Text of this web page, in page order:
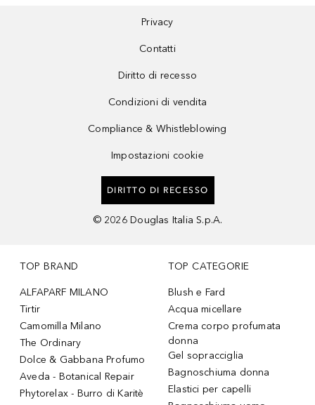
Privacy
Contatti
Diritto di recesso
Condizioni di vendita
Compliance & Whistleblowing
Impostazioni cookie
DIRITTO DI RECESSO
© 2026 Douglas Italia S.p.A.
TOP BRAND
ALFAPARF MILANO
Tirtir
Camomilla Milano
The Ordinary
Dolce & Gabbana Profumo
Aveda - Botanical Repair
Phytorelax - Burro di Karitè
TOP CATEGORIE
Blush e Fard
Acqua micellare
Crema corpo profumata
donna
Gel sopracciglia
Bagnoschiuma donna
Elastici per capelli